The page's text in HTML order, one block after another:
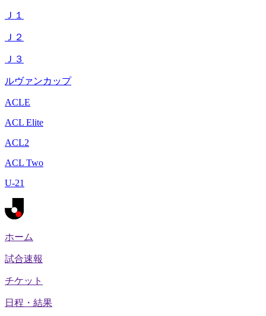
Ｊ１
Ｊ２
Ｊ３
ルヴァンカップ
ACLE
ACL Elite
ACL2
ACL Two
U-21
ホーム
試合速報
チケット
日程・結果